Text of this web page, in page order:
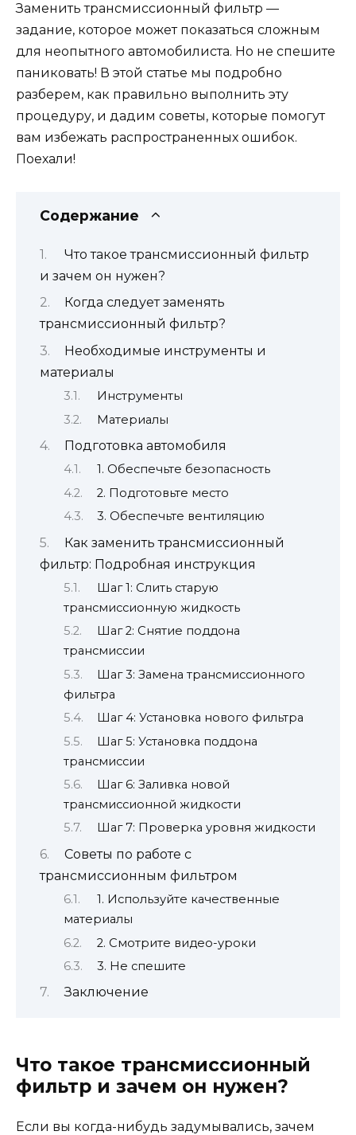
Заменить трансмиссионный фильтр —
задание, которое может показаться сложным
для неопытного автомобилиста. Но не спешите
паниковать! В этой статье мы подробно
разберем, как правильно выполнить эту
процедуру, и дадим советы, которые помогут
вам избежать распространенных ошибок.
Поехали!
Содержание
Что такое трансмиссионный фильтр
и зачем он нужен?
Когда следует заменять
трансмиссионный фильтр?
Необходимые инструменты и
материалы
Инструменты
Материалы
Подготовка автомобиля
1. Обеспечьте безопасность
2. Подготовьте место
3. Обеспечьте вентиляцию
Как заменить трансмиссионный
фильтр: Подробная инструкция
Шаг 1: Слить старую
трансмиссионную жидкость
Шаг 2: Снятие поддона
трансмиссии
Шаг 3: Замена трансмиссионного
фильтра
Шаг 4: Установка нового фильтра
Шаг 5: Установка поддона
трансмиссии
Шаг 6: Заливка новой
трансмиссионной жидкости
Шаг 7: Проверка уровня жидкости
Советы по работе с
трансмиссионным фильтром
1. Используйте качественные
материалы
2. Смотрите видео-уроки
3. Не спешите
Заключение
Что такое трансмиссионный
фильтр и зачем он нужен?
Если вы когда-нибудь задумывались, зачем